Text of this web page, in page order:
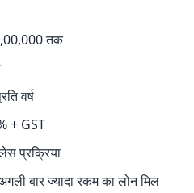
तक
वर्ष
+ GST
प्रक्रिया
बार ज्यादा रकम का लोन मिल